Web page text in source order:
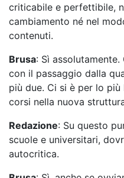
criticabile e perfettibile,
cambiamento né nel
contenuti.
Brusa: Sì
con il passaggio dalla
più due. Ci si è per lo
corsi nella nuova
Redazione: Su questo
scuole e universitari,
autocritica.